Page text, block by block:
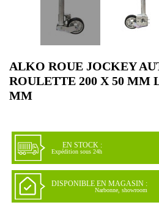
ALKO ROUE JOCKEY
ROULETTE 200 X 50 MM
MM
EN STOCK :
Expédition sous 24h
DISPONIBLE EN MAGASIN :
Narbonne, showroom